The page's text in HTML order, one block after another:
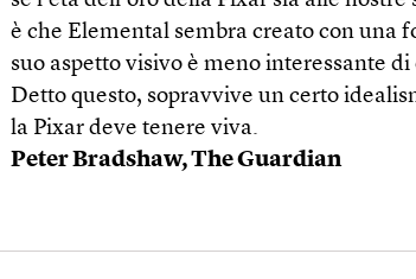
è che Elemental sembra creato con una
suo aspetto visivo è meno interessante
Detto questo, sopravvive un certo
la Pixar deve tenere viva.
Peter Bradshaw, The Guardian